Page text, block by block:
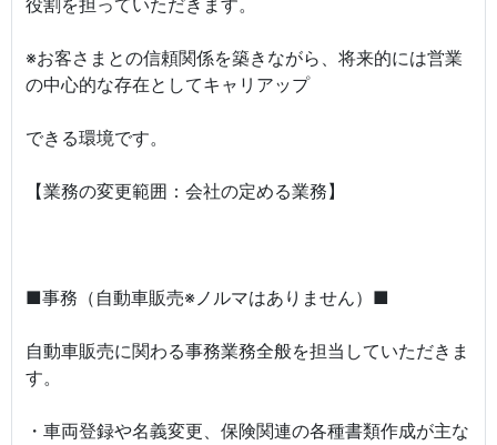
役割を担っていただきます。
※お客さまとの信頼関係を築きながら、将来的には営業
の中心的な存在としてキャリアップ
できる環境です。
【業務の変更範囲：会社の定める業務】
■事務（自動車販売※ノルマはありません）■
自動車販売に関わる事務業務全般を担当していただきま
す。
・車両登録や名義変更、保険関連の各種書類作成が主な